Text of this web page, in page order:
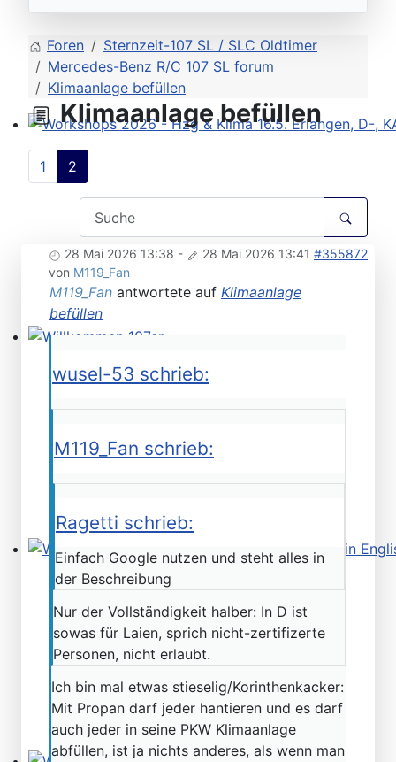
Workshops 2026 - Hzg & Klima 16.5. Erlangen, D-,
Workshop Manual in der SLpedia - leider nur in
Foren
Sternzeit-107 SL / SLC Oldtimer
Mercedes-Benz R/C 107 SL forum
Klimaanlage befüllen
Klimaanlage befüllen
1 2
28 Mai 2026 13:38 - 28 Mai 2026 13:41 #355872
von M119_Fan
M119_Fan antwortete auf Klimaanlage
befüllen
wusel-53 schrieb:
M119_Fan schrieb:
Ragetti schrieb:
Einfach Google nutzen und steht alles in
der Beschreibung
Nur der Vollständigkeit halber: In D ist
sowas für Laien, sprich nicht-zertifizerte
Personen, nicht erlaubt.
Ich bin mal etwas stieselig/Korinthenkacker:
Mit Propan darf jeder hantieren und es darf
auch jeder in seine PKW Klimaanlage
abfüllen, ist ja nichts anderes, als wenn man